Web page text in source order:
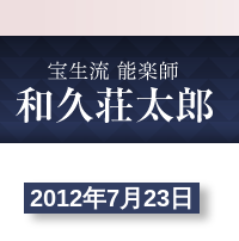
2012年7月23日